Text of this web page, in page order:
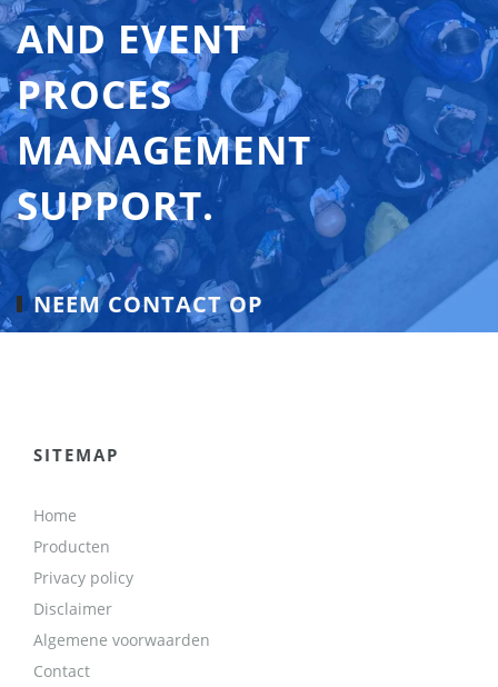
AND EVENT
PROCES
MANAGEMENT
SUPPORT.
NEEM CONTACT OP
SITEMAP
Home
Producten
Privacy policy
Disclaimer
Algemene voorwaarden
Contact